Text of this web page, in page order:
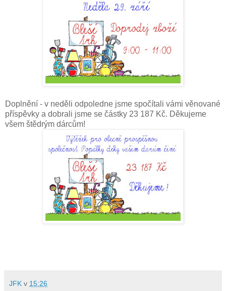
Doplnění - v neděli odpoledne jsme spočítali vámi věnované
příspěvky a dobrali jsme se částky 23 187 Kč. Děkujeme
všem štědrým dárcům!
JFK v 15:26